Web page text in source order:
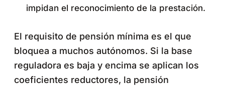
impidan el reconocimiento de la prestación.
El requisito de pensión mínima es el que
bloquea a muchos autónomos. Si la base
reguladora es baja y encima se aplican los
coeficientes reductores, la pensión